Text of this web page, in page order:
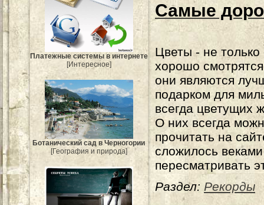
Платежные системы в интернете
[Интересное]
Ботанический сад в Черногории
[География и природа]
Самые
Цветы - не только
хорошо
они являются
подарком для
всегда цветущих
О них всегда
прочитать на
сложилось
пересматривать
Раздел: Рекорды